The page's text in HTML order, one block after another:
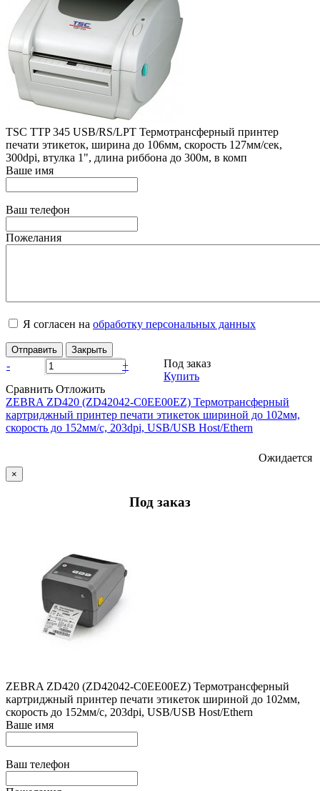
TSC TTP 345 USB/RS/LPT Термотрансферный принтер
печати этикеток, ширина до 106мм, скорость 127мм/сек,
300dpi, втулка 1", длина риббона до 300м, в комп
Ваше имя
Ваш телефон
Пожелания
Я согласен на обработку персональных данных
Отправить Закрыть
- +
Под заказ
Купить
Сравнить Отложить
ZEBRA ZD420 (ZD42042-C0EE00EZ) Термотрансферный
картриджный принтер печати этикеток шириной до 102мм,
скорость до 152мм/с, 203dpi, USB/USB Host/Ethern
Ожидается
×
Под заказ
ZEBRA ZD420 (ZD42042-C0EE00EZ) Термотрансферный
картриджный принтер печати этикеток шириной до 102мм,
скорость до 152мм/с, 203dpi, USB/USB Host/Ethern
Ваше имя
Ваш телефон